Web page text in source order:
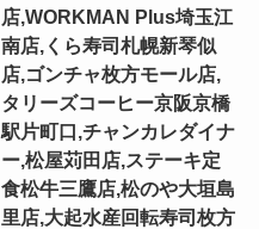
店,WORKMAN Plus埼玉江
南店,くら寿司札幌新琴似
店,ゴンチャ枚方モール店,
タリーズコーヒー京阪京橋
駅片町口,チャンカレダイナ
ー,松屋苅田店,ステーキ定
食松牛三鷹店,松のや大垣島
里店,大起水産回転寿司枚方